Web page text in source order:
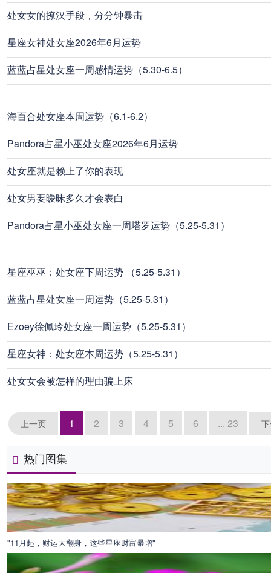
处女女的撩汉手段，分分钟暴击
星座女神处女座2026年6月运势
蓝蓝占星处女座一周感情运势（5.30-6.5）
海百合处女座本周运势（6.1-6.2）
Pandora占星小巫处女座2026年6月运势
处女座就是赖上了你的表现
处女男要暧昧多久才会表白
Pandora占星小巫处女座一周塔罗运势（5.25-5.31）
星座巫巫：处女座下周运势 （5.25-5.31）
蓝蓝占星处女座一周运势（5.25-5.31）
Ezoey徐佩玲处女座一周运势（5.25-5.31）
星座女神：处女座本周运势（5.25-5.31）
处女女会被怎样的理由骗上床
上一页 1 2 3 4 5 6 ... 23
热门图集
"11月起，财运大翻身，这些星座财富暴增"